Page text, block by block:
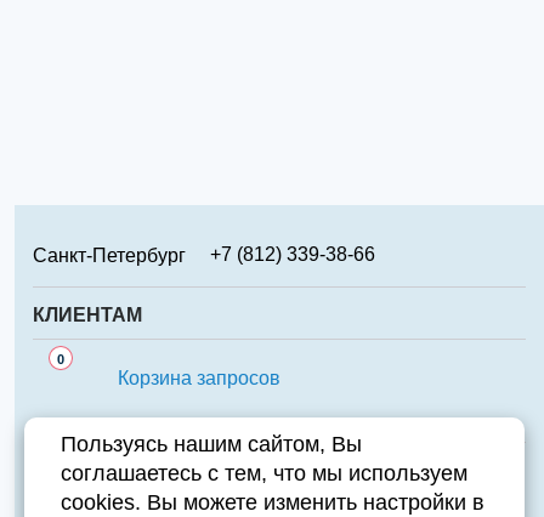
Пользуясь нашим сайтом, Вы
соглашаетесь с тем, что мы используем
cookies. Вы можете изменить настройки в
Санкт-Петербург
+7 (812) 339-38-66
Москва
+7 (499) 346-65-02
Краснодар
Челябинск
+7 (351) 711-15-87
Екатеринбург
+7 (343) 226-97-23
КЛИЕНТАМ
Сервис
Аналоги
Контакты
0
Корзина запросов